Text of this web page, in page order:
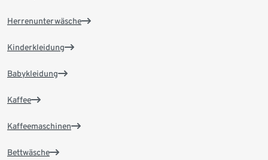
Herrenunterwäsche
Kinderkleidung
Babykleidung
Kaffee
Kaffeemaschinen
Bettwäsche